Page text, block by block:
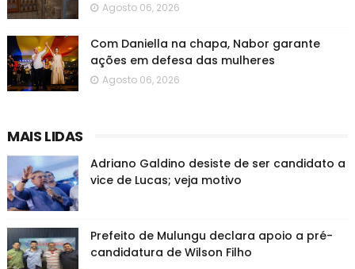
Agosto 06, 2026
Com Daniella na chapa, Nabor garante
ações em defesa das mulheres
Agosto 06, 2026
MAIS LIDAS
Adriano Galdino desiste de ser candidato a
vice de Lucas; veja motivo
Prefeito de Mulungu declara apoio a pré-
candidatura de Wilson Filho